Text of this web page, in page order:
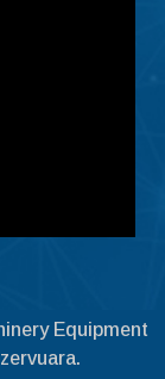
Equipment